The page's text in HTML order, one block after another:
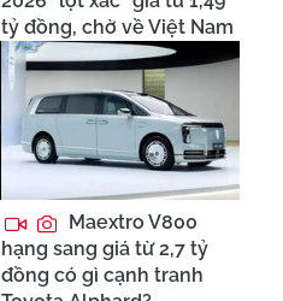
tỷ đồng, chờ về Việt Nam
Maextro V800
hạng sang giá từ 2,7 tỷ
đồng có gì cạnh tranh